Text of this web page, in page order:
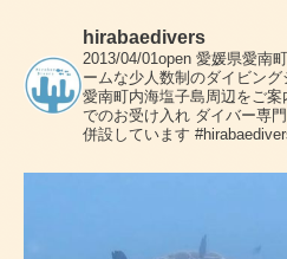
hirabaedivers
2013/04/01open 愛媛県愛南
ームな少人数制のダイビング
愛南町内海塩子島周辺をご案
でのお受け入れ ダイバー専
併設しています